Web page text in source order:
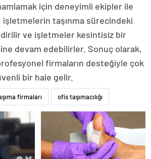
için deneyimli ekipler ile
işletmelerin taşınma sürecindeki
ve işletmeler kesintisiz bir
devam edebilirler. Sonuç olarak,
firmaların desteğiyle çok
bir hale gelir.
firmaları ofis taşımacılığı